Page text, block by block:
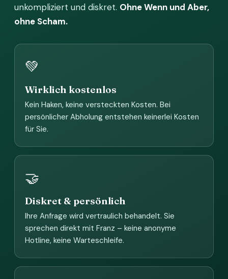
unkompliziert und diskret. Ohne Wenn und Aber,
ohne Scham.
💚
Wirklich kostenlos
Kein Haken, keine versteckten Kosten. Bei
persönlicher Abholung entstehen keinerlei Kosten
für Sie.
🤝
Diskret & persönlich
Ihre Anfrage wird vertraulich behandelt. Sie
sprechen direkt mit Franz – keine anonyme
Hotline, keine Warteschleife.